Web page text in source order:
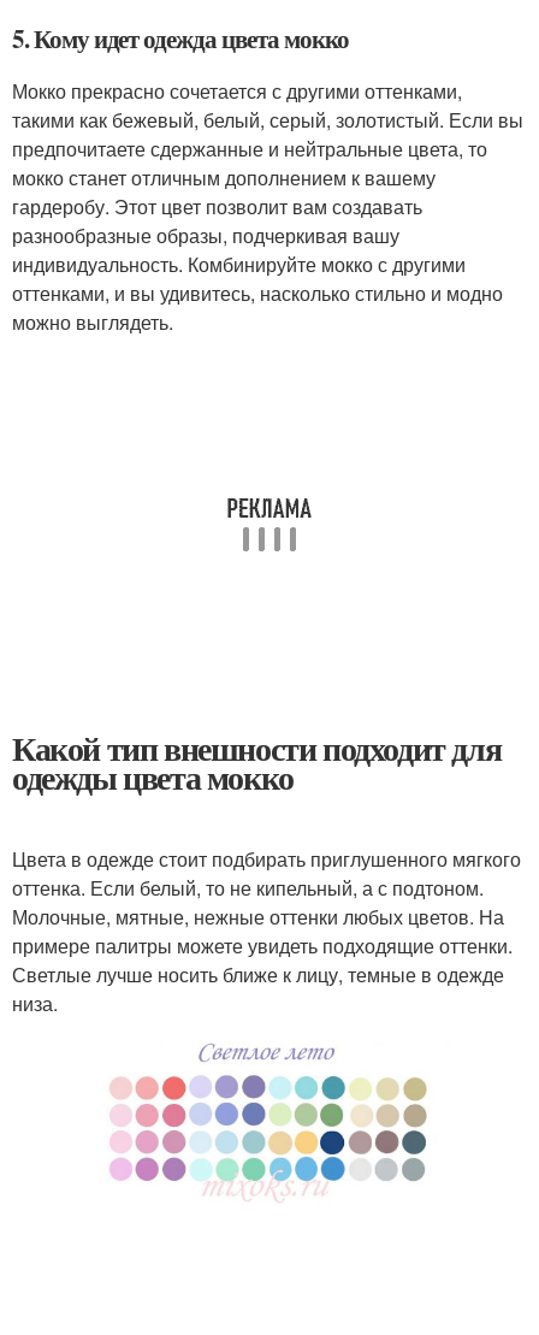
5. Кому идет одежда цвета мокко
Мокко прекрасно сочетается с другими оттенками,
такими как бежевый, белый, серый, золотистый. Если вы
предпочитаете сдержанные и нейтральные цвета, то
мокко станет отличным дополнением к вашему
гардеробу. Этот цвет позволит вам создавать
разнообразные образы, подчеркивая вашу
индивидуальность. Комбинируйте мокко с другими
оттенками, и вы удивитесь, насколько стильно и модно
можно выглядеть.
Какой тип внешности подходит для
одежды цвета мокко
Цвета в одежде стоит подбирать приглушенного мягкого
оттенка. Если белый, то не кипельный, а с подтоном.
Молочные, мятные, нежные оттенки любых цветов. На
примере палитры можете увидеть подходящие оттенки.
Светлые лучше носить ближе к лицу, темные в одежде
низа.